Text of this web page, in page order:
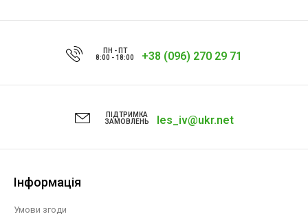
ПН - ПТ
8:00 - 18:00
+38 (096) 270 29 71
ПІДТРИМКА
ЗАМОВЛЕНЬ
les_iv@ukr.net
Інформація
Умови згоди